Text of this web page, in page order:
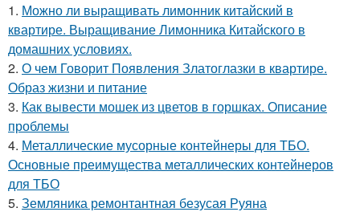
1. Можно ли выращивать лимонник китайский в
квартире. Выращивание Лимонника Китайского в
домашних условиях.
2. О чем Говорит Появления Златоглазки в квартире.
Образ жизни и питание
3. Как вывести мошек из цветов в горшках. Описание
проблемы
4. Металлические мусорные контейнеры для ТБО.
Основные преимущества металлических контейнеров
для ТБО
5. Земляника ремонтантная безусая Руяна